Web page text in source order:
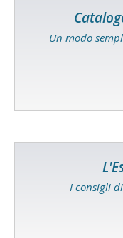
Un modo
I consigli